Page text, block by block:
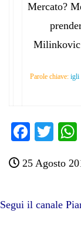
Mercato?
Parole chiave: igli
Fa
bo
T
tte
25 Agosto
Segui il canale